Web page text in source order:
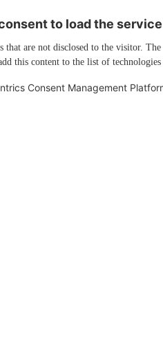
to load the
are not disclosed to the visitor. The
this content to the list of technologies
Consent Management